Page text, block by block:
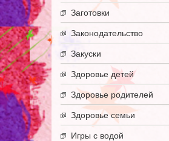
Заготовки
Законодательство
Закуски
Здоровье детей
Здоровье родителей
Здоровье семьи
Игры с водой